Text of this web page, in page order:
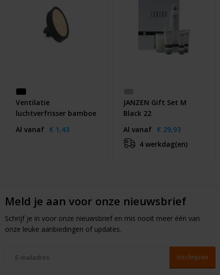
Ventilatie
luchtverfrisser bamboe
Al vanaf € 1,43
JANZEN Gift Set M
Black 22
Al vanaf € 29,93
4 werkdag(en)
Meld je aan voor onze nieuwsbrief
Schrijf je in voor onze nieuwsbrief en mis nooit meer één van
onze leuke aanbiedingen of updates.